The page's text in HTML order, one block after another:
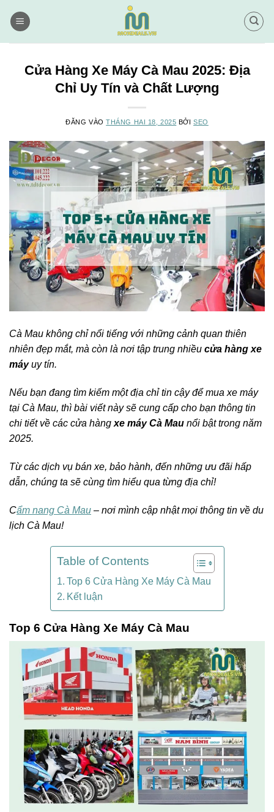
qua
Cửa Hàng Xe Máy Cà Mau 2025: Địa
Chỉ Uy Tín và Chất Lượng
ĐĂNG VÀOTHÁNG HAI 18, 2025 BỞISEO
Cà Mau không chỉ nổi tiếng với những cảnh quan thiên
nhiên đẹp mắt, mà còn là nơi tập trung nhiều cửa hàng xe
máyuy tín.
Nếu bạn đang tìm kiếm một địa chỉ tin cậy để mua xe máy
tại Cà Mau, thì bài viết này sẽ cung cấp cho bạn thông tin
chi tiết về các cửa hàng xe máy Cà Mau nổi bật trong năm
2025.
Từ các dịch vụ bán xe, bảo hành, đến những ưu đãi hấp
dẫn, chúng ta sẽ cùng tìm hiểu qua từng địa chỉ!
Cẩm nang Cà Mau – nơi mình cập nhật mọi thông tin về du
lịch Cà Mau!
Table of Contents
Top 6 Cửa Hàng Xe Máy Cà Mau
Kết luận
Top 6 Cửa Hàng Xe Máy Cà Mau